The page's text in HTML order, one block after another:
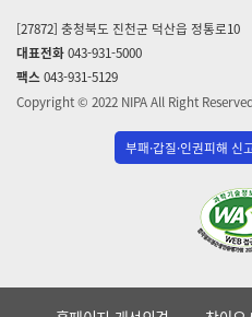
[27872] 충청북도 진천군 덕산읍 정통로10
대표전화043-931-5000
팩스043-931-5129
Copyright © 2022 NIPA All Right
부패·갑질·인권피해 신
(사)
한
국